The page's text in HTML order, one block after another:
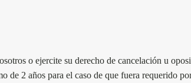
o ejercite su derecho de cancelación u
2 años para el caso de que fuera requerido